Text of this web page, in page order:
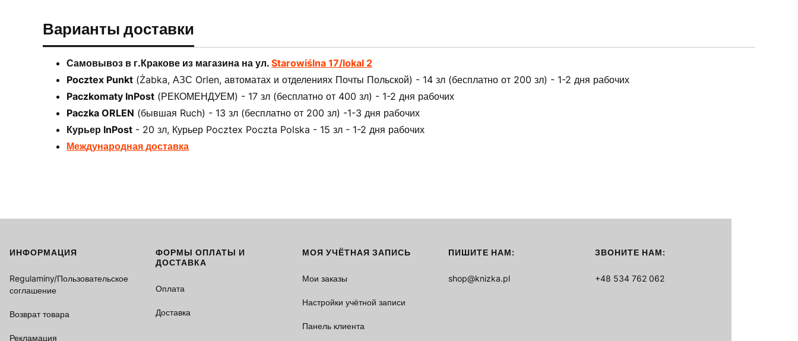
Варианты доставки
Самовывоз в г.Кракове из магазина на ул. Starowiślna 17/lokal 2
Pocztex Punkt (Żabka, АЗС Orlen, автоматах и отделениях Почты Польской) - 14 зл (бесплатно от 200 зл) - 1-2 дня рабочих
Paczkomaty InPost (РЕКОМЕНДУЕМ) - 17 зл (бесплатно от 400 зл) - 1-2 дня рабочих
Paczka ORLEN (бывшая Ruch) - 13 зл (бесплатно от 200 зл) -1-3 дня рабочих
Курьер InPost - 20 зл, Курьер Pocztex Poczta Polska - 15 зл - 1-2 дня рабочих
Международная доставка
Footer menu
ИНФОРМАЦИЯ
Regulaminy/Пользовательское
соглашение
Возврат товара
Рекламация
ФОРМЫ ОПЛАТЫ И
ДОСТАВКА
Оплата
Доставка
МОЯ УЧЁТНАЯ ЗАПИСЬ
Мои заказы
Настройки учётной записи
Панель клиента
ПИШИТЕ НАМ:
shop@knizka.pl
ЗВОНИТЕ НАМ:
+48 534 762 062